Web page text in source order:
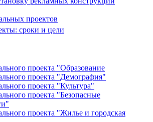
проектов
сроки и цели
проекта "Образование
проекта "Демография"
проекта "Культура"
проекта "Безопасные
проекта "Жилье и городская